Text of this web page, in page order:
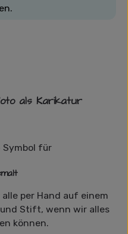
als Karikatur
per Hand auf einem
Stift, wenn wir alles
können.